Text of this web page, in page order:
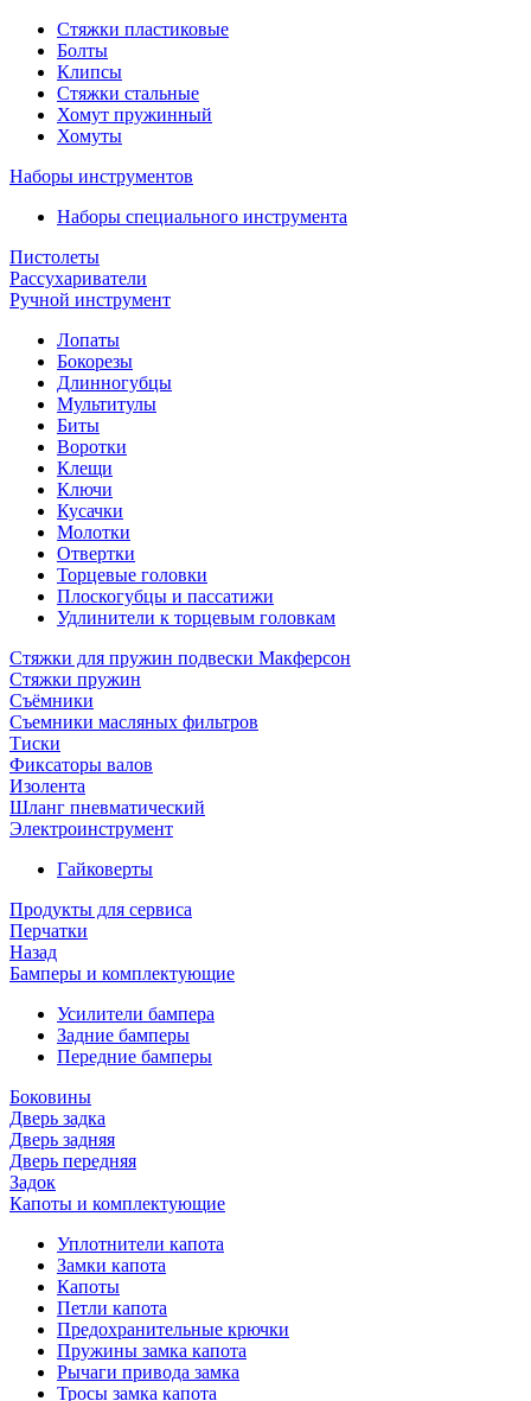
Стяжки пластиковые
Болты
Клипсы
Стяжки стальные
Хомут пружинный
Хомуты
Наборы инструментов
Наборы специального инструмента
Пистолеты
Рассухариватели
Ручной инструмент
Лопаты
Бокорезы
Длинногубцы
Мультитулы
Биты
Воротки
Клещи
Ключи
Кусачки
Молотки
Отвертки
Торцевые головки
Плоскогубцы и пассатижи
Удлинители к торцевым головкам
Стяжки для пружин подвески Макферсон
Стяжки пружин
Съёмники
Съемники масляных фильтров
Тиски
Фиксаторы валов
Изолента
Шланг пневматический
Электроинструмент
Гайковерты
Продукты для сервиса
Перчатки
Назад
Бамперы и комплектующие
Усилители бампера
Задние бамперы
Передние бамперы
Боковины
Дверь задка
Дверь задняя
Дверь передняя
Задок
Капоты и комплектующие
Уплотнители капота
Замки капота
Капоты
Петли капота
Предохранительные крючки
Пружины замка капота
Рычаги привода замка
Тросы замка капота